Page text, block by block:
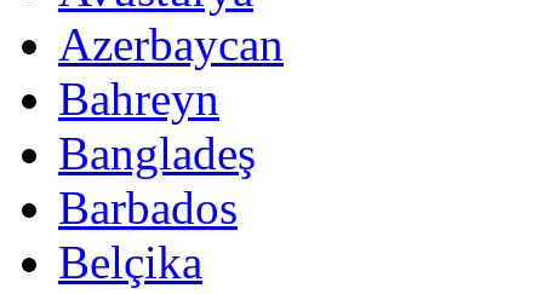
Azerbaycan
Bahreyn
Bangladeş
Barbados
Belçika